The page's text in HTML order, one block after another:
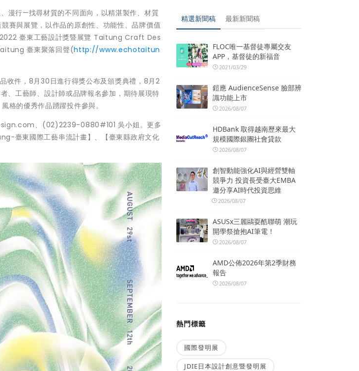
漫行—找尋材質的不同面向，以精湛製作、材質
賽與展覽，以作品的原創性、功能性、品牌價值
2022 臺東工藝設計獎暨展覽 Taitung Craft Des
臺東聚落回聲(http://www.echotaitun
收件，8月30日進行得獎公布及頒獎典禮，8月2
、工藝師、設計師或品牌報名參加，期待展現特
格的優秀作品踴躍投件參與。
、(02)2239-0880#101 吳小姐。更多
臺東國際工藝串流計畫】、【臺東縣政府文化
精選新聞稿 最新新聞稿
FLOC唯一基督徒專屬交友
APP，基督徒的新福音
2021/03/29
鎧應 AudienceSense 臉部辨
識功能上市
2026/08/07
HDBank 取得越南歷來最大
規模國際銀團社會貸款
2026/08/07
創智動能強化AI與經營雙軸
競爭力 投資長受臺大EMBA
邀分享AI時代投資思維
2026/08/07
ASUSx三麗鷗耍酷聯萌 潮玩
開學祭搶抱AI筆電！
2026/08/07
AMD公佈2026年第2季財務
報告
2026/08/07
熱門標籤
國際發明展
JDIE日本設計創意暨發明展